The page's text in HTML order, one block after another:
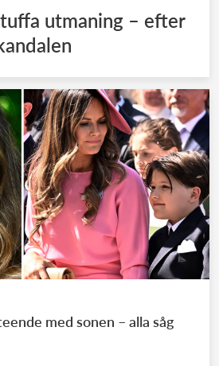
utmaning – efter
med sonen – alla såg